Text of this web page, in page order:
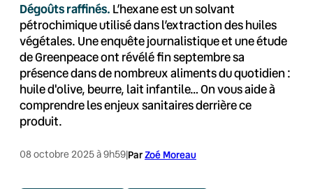
Dégoûts raffinés. L’hexane est un solvant
pétrochimique utilisé dans l’extraction des huiles
végétales. Une enquête journalistique et une étude
de Greenpeace ont révélé fin septembre sa
présence dans de nombreux aliments du quotidien :
huile d'olive, beurre, lait infantile… On vous aide à
comprendre les enjeux sanitaires derrière ce
produit.
08 octobre 2025 à 9h59|ParZoé Moreau